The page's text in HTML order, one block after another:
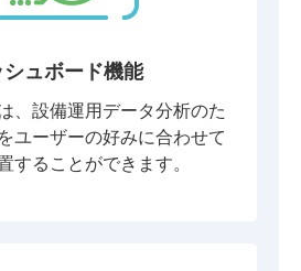
シュボード機能
、設備運用データ分析のた
ユーザーの好みに合わせて
することができます。